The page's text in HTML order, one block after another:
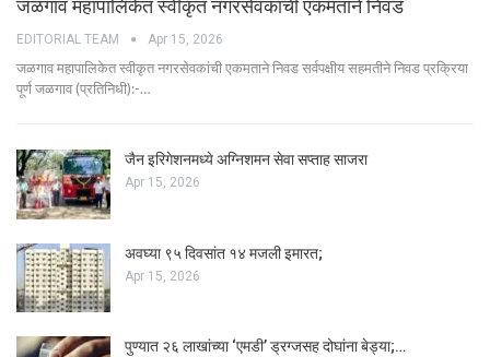
जळगाव महापालिकेत स्वीकृत नगरसेवकांची एकमताने निवड
EDITORIAL TEAM Apr 15, 2026
जळगाव महापालिकेत स्वीकृत नगरसेवकांची एकमताने निवड सर्वपक्षीय सहमतीने निवड प्रक्रिया
पूर्ण जळगाव (प्रतिनिधी):-…
जैन इरिगेशनमध्ये अग्निशमन सेवा सप्ताह साजरा
Apr 15, 2026
अवघ्या ९५ दिवसांत १४ मजली इमारत;
Apr 15, 2026
पुण्यात २६ लाखांच्या ‘एमडी’ ड्रग्जसह दोघांना बेड्या;…